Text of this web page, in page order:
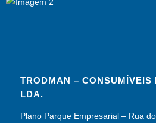
TRODMAN – CONSUMÍVEIS
LDA.
Plano Parque Empresarial – Rua